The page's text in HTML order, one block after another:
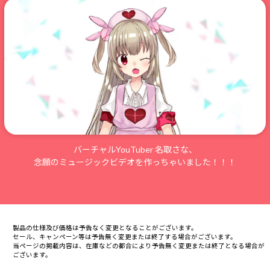
バーチャルYouTuber 名取さな、
念願のミュージックビデオを作っちゃいました！！！
製品の仕様及び価格は予告なく変更となることがございます。
セール、キャンペーン等は予告無く変更または終了する場合がございます。
当ページの掲載内容は、在庫などの都合により予告無く変更または終了となる場合が
ございます。